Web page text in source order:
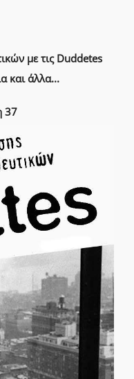
με τις Duddetes
και άλλα...
37